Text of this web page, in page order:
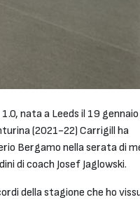
nata a Leeds il 19
(2021-22) Carrigill ha
Bergamo nella serata di
di coach Josef Jaglowski.
della stagione che ho